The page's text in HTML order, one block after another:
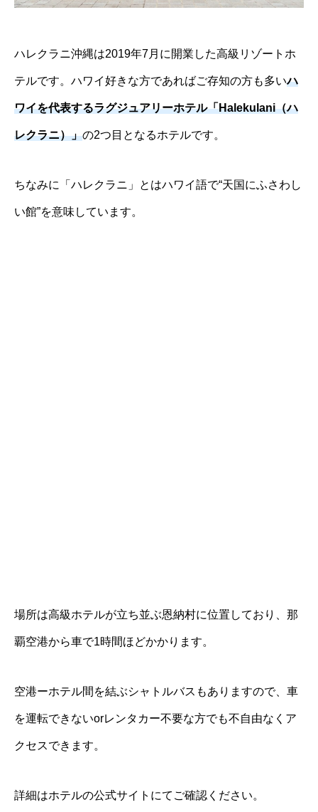
ハレクラニ沖縄は2019年7月に開業した高級リゾートホ
テルです。ハワイ好きな方であればご存知の方も多いハ
ワイを代表するラグジュアリーホテル「Halekulani（ハ
レクラニ）」の2つ目となるホテルです。
ちなみに「ハレクラニ」とはハワイ語で“天国にふさわし
い館”を意味しています。
場所は高級ホテルが立ち並ぶ恩納村に位置しており、那
覇空港から車で1時間ほどかかります。
空港ーホテル間を結ぶシャトルバスもありますので、車
を運転できないorレンタカー不要な方でも不自由なくア
クセスできます。
詳細はホテルの公式サイトにてご確認ください。